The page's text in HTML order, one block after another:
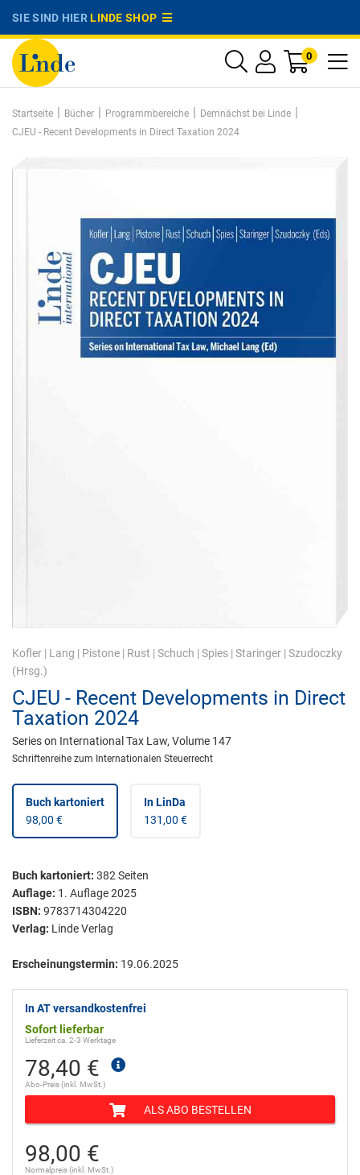
SIE SIND HIERLINDE SHOP
0
Startseite | Bücher | Programmbereiche | Demnächst bei Linde |
CJEU - Recent Developments in Direct Taxation 2024
Kofler | Lang | Pistone | Rust | Schuch | Spies | Staringer | Szudoczky
(Hrsg.)
CJEU - Recent Developments in Direct
Taxation 2024
Series on International Tax Law, Volume 147
Schriftenreihe zum Internationalen Steuerrecht
Buch kartoniert
98,00 €
In LinDa
131,00 €
Buch kartoniert: 382 Seiten
Auflage: 1. Auflage 2025
ISBN: 9783714304220
Verlag: Linde Verlag
Erscheinungstermin: 19.06.2025
In AT versandkostenfrei
Sofort lieferbar
Lieferzeit ca. 2-3 Werktage
78,40 €
Abo-Preis (inkl. MwSt.)
ALS ABO BESTELLEN
98,00 €
Normalpreis (inkl. MwSt.)